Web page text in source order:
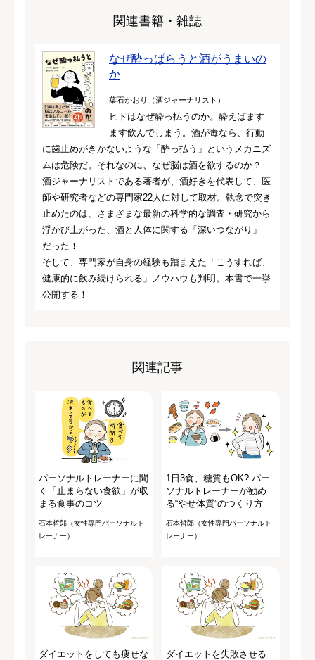
関連書籍・雑誌
なぜ酔っぱらうと酒がうまいの
か
葉石かおり（酒ジャーナリスト）
ヒトはなぜ酔っ払うのか。酔えばます
ます飲んでしまう。酒が毒なら、行動
に歯止めがきかないような「酔っ払う」というメカニズ
ムは危険だ。それなのに、なぜ脳は酒を欲するのか？
酒ジャーナリストである著者が、酒好きを代表して、医
師や研究者などの専門家22人に対して取材。執念で突き
止めたのは、さまざまな最新の科学的な調査・研究から
浮かび上がった、酒と人体に関する「深いつながり」
だった！
そして、専門家が自身の経験も踏まえた「こうすれば、
健康的に飲み続けられる」ノウハウも判明。本書で一挙
公開する！
関連記事
パーソナルトレーナーに聞
く「止まらない食欲」が収
まる食事のコツ
石本哲郎（女性専門パーソナルト
レーナー）
1日3食、糖質もOK? パー
ソナルトレーナーが勧め
る“やせ体質”のつくり方
石本哲郎（女性専門パーソナルト
レーナー）
ダイエットをしても痩せな
ダイエットを失敗させる